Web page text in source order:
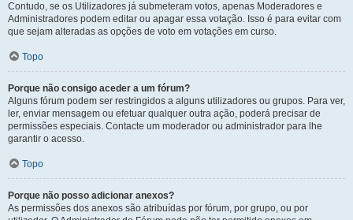
Contudo, se os Utilizadores já submeteram votos, apenas Moderadores e
Administradores podem editar ou apagar essa votação. Isso é para evitar com
que sejam alteradas as opções de voto em votações em curso.
Topo
Porque não consigo aceder a um fórum?
Alguns fórum podem ser restringidos a alguns utilizadores ou grupos. Para ver,
ler, enviar mensagem ou efetuar qualquer outra ação, poderá precisar de
permissões especiais. Contacte um moderador ou administrador para lhe
garantir o acesso.
Topo
Porque não posso adicionar anexos?
As permissões dos anexos são atribuídas por fórum, por grupo, ou por